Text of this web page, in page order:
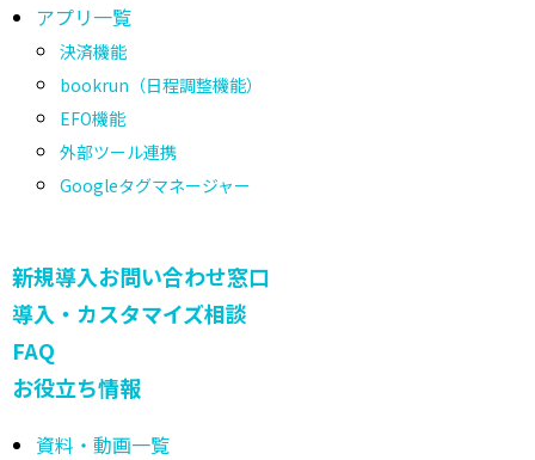
アプリ一覧
決済機能
bookrun（日程調整機能）
EFO機能
外部ツール連携
Googleタグマネージャー
新規導入お問い合わせ窓口
導入・カスタマイズ相談
FAQ
お役立ち情報
資料・動画一覧